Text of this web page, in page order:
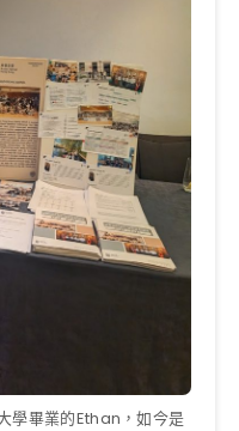
學畢業的Ethan，如今是